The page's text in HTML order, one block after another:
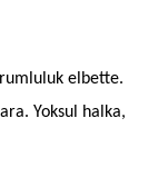
elbette.
Yoksul halka,